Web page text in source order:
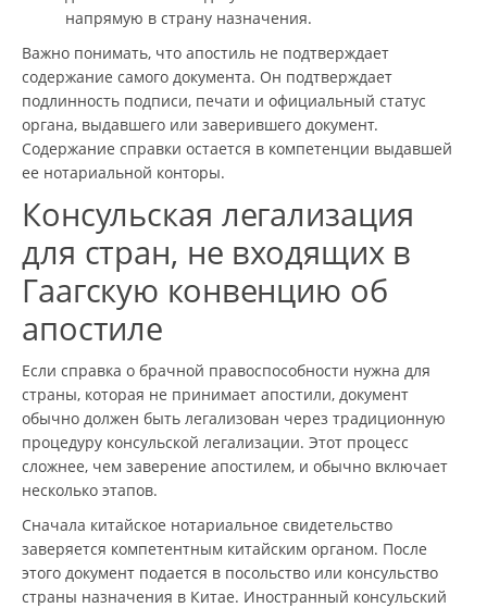
напрямую в страну назначения.
Важно понимать, что апостиль не подтверждает
содержание самого документа. Он подтверждает
подлинность подписи, печати и официальный статус
органа, выдавшего или заверившего документ.
Содержание справки остается в компетенции выдавшей
ее нотариальной конторы.
Консульская легализация
для стран, не входящих в
Гаагскую конвенцию об
апостиле
Если справка о брачной правоспособности нужна для
страны, которая не принимает апостили, документ
обычно должен быть легализован через традиционную
процедуру консульской легализации. Этот процесс
сложнее, чем заверение апостилем, и обычно включает
несколько этапов.
Сначала китайское нотариальное свидетельство
заверяется компетентным китайским органом. После
этого документ подается в посольство или консульство
страны назначения в Китае. Иностранный консульский